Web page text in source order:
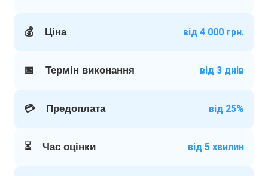
💰 Ціна від 4 000 грн.
📅 Термін виконання від 3 днів
💳 Предоплата від 25%
⏳ Час оцінки від 5 хвилин